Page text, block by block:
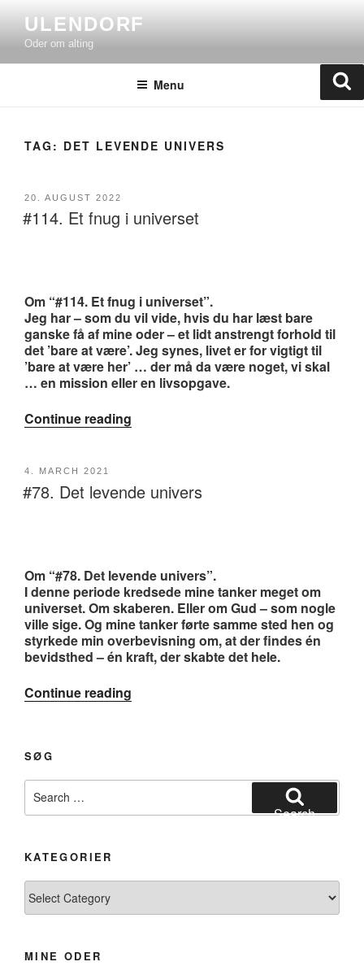
content
ULENDORF
Oder om alting
Menu
TAG: DET LEVENDE UNIVERS
POSTED
ON
20. AUGUST 2022
#114. Et fnug i universet
Om “#114. Et fnug i universet”.
Jeg har – som du vil vide, hvis du har læst bare
ganske få af mine oder – et lidt anstrengt forhold til
det ’bare at være’. Jeg synes, livet er for vigtigt til
’bare at være her’ … der må da være noget, vi skal
… en mission eller en livsopgave.
Continue reading
Et
universet”
POSTED
4. MARCH 2021
#78. Det levende univers
Om “#78. Det levende univers”.
I denne periode kredsede mine tanker meget om
universet. Om skaberen. Eller om Gud – som nogle
ville sige. Og mine tanker førte samme sted hen og
styrkede min overbevisning om, at der findes én
bevidsthed – én kraft, der skabte det hele.
Continue reading
Det
SØG
for:
Search
KATEGORIER
MINE ODER